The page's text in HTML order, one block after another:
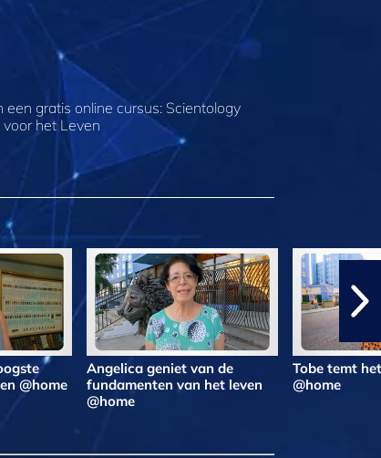
een gratis online cursus: Scientology
voor het Leven
@home
Angelica geniet van de
fundamenten van het leven
@home
Tobe temt
@home